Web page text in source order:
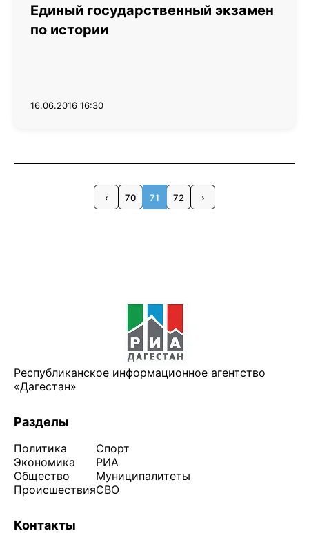
Единый государственный экзамен
по истории
16.06.2016 16:30
‹ 70 71 72 ›
Республиканское информационное агентство
«Дагестан»
Разделы
Политика
Экономика
Общество
Происшествия
Спорт
РИА
Муниципалитеты
СВО
Контакты